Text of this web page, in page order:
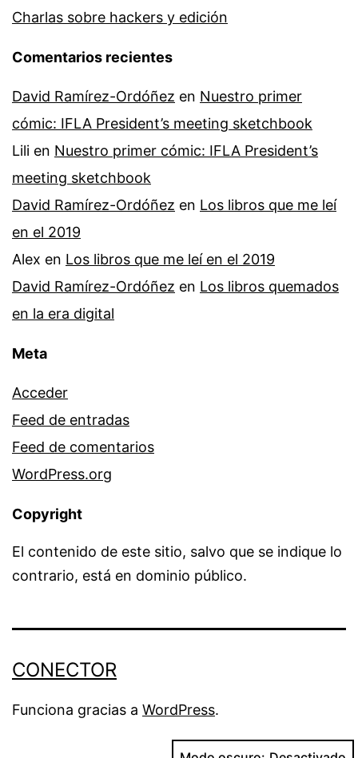
Charlas sobre hackers y edición
Comentarios recientes
David Ramírez-Ordóñez en Nuestro primer
cómic: IFLA President’s meeting sketchbook
Lili en Nuestro primer cómic: IFLA President’s
meeting sketchbook
David Ramírez-Ordóñez en Los libros que me leí
en el 2019
Alex en Los libros que me leí en el 2019
David Ramírez-Ordóñez en Los libros quemados
en la era digital
Meta
Acceder
Feed de entradas
Feed de comentarios
WordPress.org
Copyright
El contenido de este sitio, salvo que se indique lo
contrario, está en dominio público.
CONECTOR
Funciona gracias a WordPress.